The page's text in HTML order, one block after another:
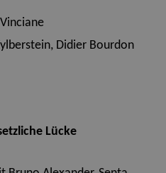
Didier Bourdon
Lücke